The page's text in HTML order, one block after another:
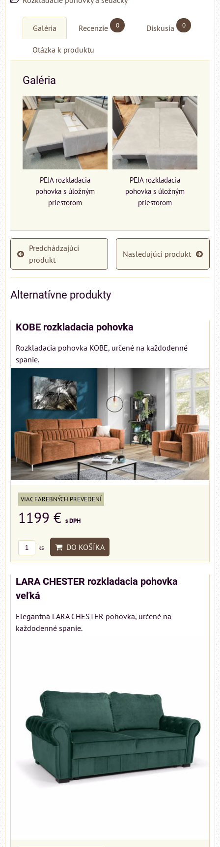
Galéria Recenzie 0 Diskusia 0
Otázka k produktu
Galéria
PEJA rozkladacia
pohovka s úložným
priestorom
PEJA rozkladacia
pohovka s úložným
priestorom
Predchádzajúci
produkt
Nasledujúci produkt
Alternatívne produkty
KOBE rozkladacia pohovka
Rozkladacia pohovka KOBE, určené na každodenné
spanie.
VIAC FAREBNÝCH PREVEDENÍ
1199 € s DPH
ks DO KOŠÍKA
LARA CHESTER rozkladacia pohovka
veľká
Elegantná LARA CHESTER pohovka, určené na
každodenné spanie.